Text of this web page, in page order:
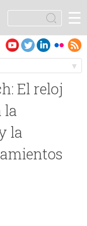
u
s
c
☰
El reloj
la
la